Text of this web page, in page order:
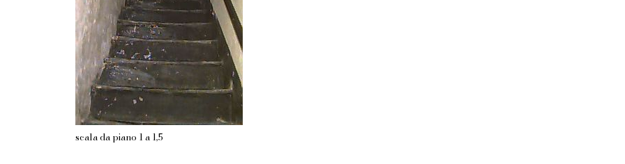
scala da piano 1 a 1,5